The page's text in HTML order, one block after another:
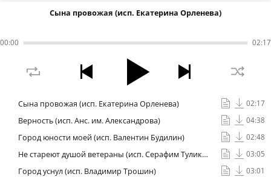
Сына провожая (исп. Екатерина Орленева)
00:00 02:17
Сына провожая (исп. Екатерина Орленева) 02:17
Верность (исп. Анс. им. Александрова) 04:38
Город юности моей (исп. Валентин Будилин) 02:48
Не стареют душой ветераны (исп. Серафим Туликов) 03:05
Город уснул (исп. Владимир Трошин) 03:01